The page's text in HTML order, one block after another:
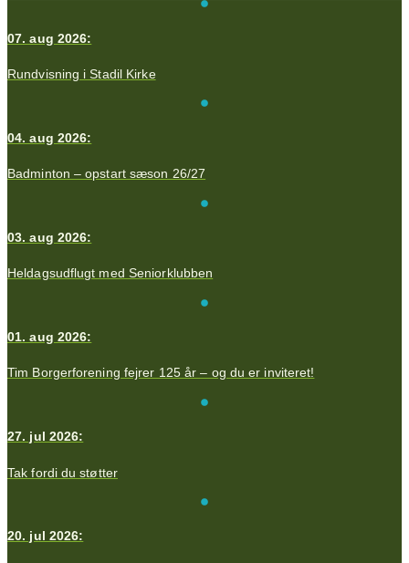
07. aug 2026:
Rundvisning i Stadil Kirke
04. aug 2026:
Badminton – opstart sæson 26/27
03. aug 2026:
Heldagsudflugt med Seniorklubben
01. aug 2026:
Tim Borgerforening fejrer 125 år – og du er inviteret!
27. jul 2026:
Tak fordi du støtter
20. jul 2026: